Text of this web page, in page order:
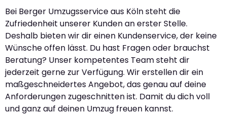
Bei Berger Umzugsservice aus Köln steht die
Zufriedenheit unserer Kunden an erster Stelle.
Deshalb bieten wir dir einen Kundenservice, der keine
Wünsche offen lässt. Du hast Fragen oder brauchst
Beratung? Unser kompetentes Team steht dir
jederzeit gerne zur Verfügung. Wir erstellen dir ein
maßgeschneidertes Angebot, das genau auf deine
Anforderungen zugeschnitten ist. Damit du dich voll
und ganz auf deinen Umzug freuen kannst.